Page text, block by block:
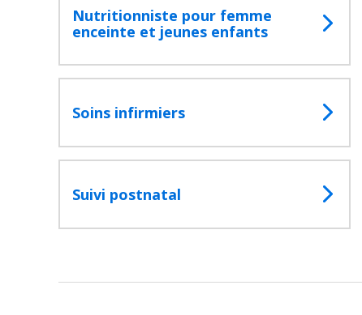
Nutritionniste pour femme
enceinte et jeunes enfants
Soins infirmiers
Suivi postnatal